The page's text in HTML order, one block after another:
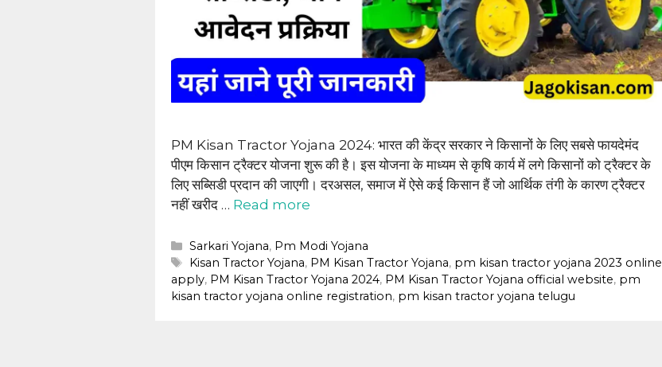
PM Kisan Tractor Yojana 2024: भारत की केंद्र सरकार ने किसानों के लिए सबसे फायदेमंद
पीएम किसान ट्रैक्टर योजना शुरू की है। इस योजना के माध्यम से कृषि कार्य में लगे किसानों को ट्रैक्टर के
लिए सब्सिडी प्रदान की जाएगी। दरअसल, समाज में ऐसे कई किसान हैं जो आर्थिक तंगी के कारण ट्रैक्टर
नहीं खरीद … Read more
Categories
Sarkari Yojana, Pm Modi Yojana
Tags
Kisan Tractor Yojana, PM Kisan Tractor Yojana, pm kisan tractor yojana 2023 online
apply, PM Kisan Tractor Yojana 2024, PM Kisan Tractor Yojana official website, pm
kisan tractor yojana online registration, pm kisan tractor yojana telugu